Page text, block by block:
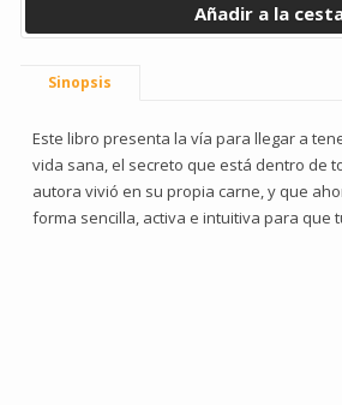
Añadir a la
Sinopsis
Este libro presenta la vía para llegar a
vida sana, el secreto que está dentro de
autora vivió en su propia carne, y que
forma sencilla, activa e intuitiva para que